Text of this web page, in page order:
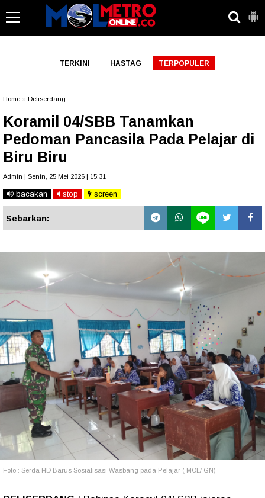
TERKINI HASTAG TERPOPULER
Home Deliserdang
Koramil 04/SBB Tanamkan
Pedoman Pancasila Pada Pelajar di
Biru Biru
Admin | Senin, 25 Mei 2026 | 15:31
bacakan stop screen
Sebarkan:
Foto : Serda HD Barus Sosialisasi Wasbang pada Pelajar ( MOL/ GN)